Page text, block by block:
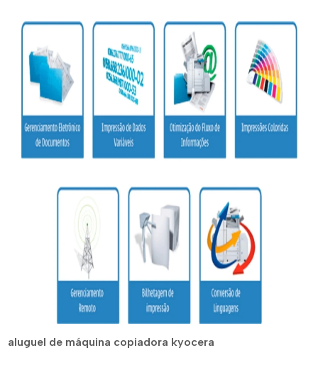
aluguel de máquina copiadora kyocera